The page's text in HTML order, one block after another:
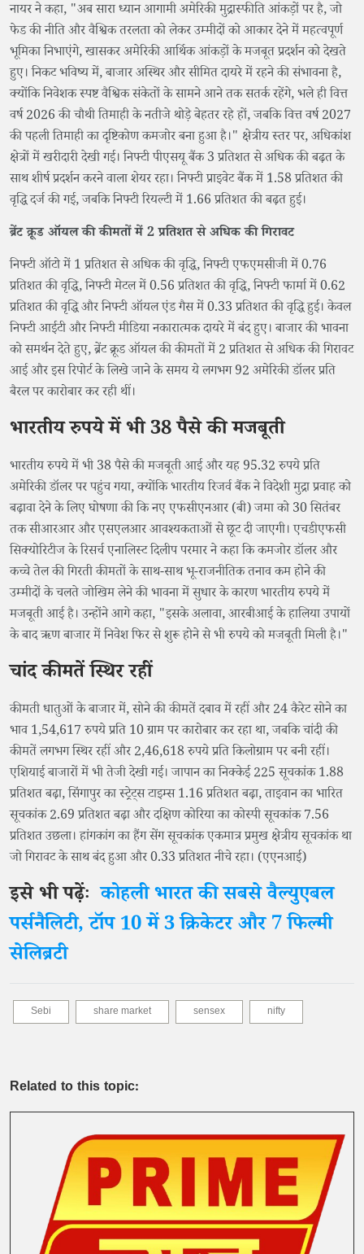
नायर ने कहा, "अब सारा ध्यान आगामी अमेरिकी मुद्रास्फीति आंकड़ों पर है, जो
फेड की नीति और वैश्विक तरलता को लेकर उम्मीदों को आकार देने में महत्वपूर्ण
भूमिका निभाएंगे, खासकर अमेरिकी आर्थिक आंकड़ों के मजबूत प्रदर्शन को देखते
हुए। निकट भविष्य में, बाजार अस्थिर और सीमित दायरे में रहने की संभावना है,
क्योंकि निवेशक स्पष्ट वैश्विक संकेतों के सामने आने तक सतर्क रहेंगे, भले ही वित्त
वर्ष 2026 की चौथी तिमाही के नतीजे थोड़े बेहतर रहे हों, जबकि वित्त वर्ष 2027
की पहली तिमाही का दृष्टिकोण कमजोर बना हुआ है।" क्षेत्रीय स्तर पर, अधिकांश
क्षेत्रों में खरीदारी देखी गई। निफ्टी पीएसयू बैंक 3 प्रतिशत से अधिक की बढ़त के
साथ शीर्ष प्रदर्शन करने वाला शेयर रहा। निफ्टी प्राइवेट बैंक में 1.58 प्रतिशत की
वृद्धि दर्ज की गई, जबकि निफ्टी रियल्टी में 1.66 प्रतिशत की बढ़त हुई।
ब्रेंट क्रूड ऑयल की कीमतों में 2 प्रतिशत से अधिक की गिरावट
निफ्टी ऑटो में 1 प्रतिशत से अधिक की वृद्धि, निफ्टी एफएमसीजी में 0.76
प्रतिशत की वृद्धि, निफ्टी मेटल में 0.56 प्रतिशत की वृद्धि, निफ्टी फार्मा में 0.62
प्रतिशत की वृद्धि और निफ्टी ऑयल एंड गैस में 0.33 प्रतिशत की वृद्धि हुई। केवल
निफ्टी आईटी और निफ्टी मीडिया नकारात्मक दायरे में बंद हुए। बाजार की भावना
को समर्थन देते हुए, ब्रेंट क्रूड ऑयल की कीमतों में 2 प्रतिशत से अधिक की गिरावट
आई और इस रिपोर्ट के लिखे जाने के समय ये लगभग 92 अमेरिकी डॉलर प्रति
बैरल पर कारोबार कर रही थीं।
भारतीय रुपये में भी 38 पैसे की मजबूती
भारतीय रुपये में भी 38 पैसे की मजबूती आई और यह 95.32 रुपये प्रति
अमेरिकी डॉलर पर पहुंच गया, क्योंकि भारतीय रिजर्व बैंक ने विदेशी मुद्रा प्रवाह को
बढ़ावा देने के लिए घोषणा की कि नए एफसीएनआर (बी) जमा को 30 सितंबर
तक सीआरआर और एसएलआर आवश्यकताओं से छूट दी जाएगी। एचडीएफसी
सिक्योरिटीज के रिसर्च एनालिस्ट दिलीप परमार ने कहा कि कमजोर डॉलर और
कच्चे तेल की गिरती कीमतों के साथ-साथ भू-राजनीतिक तनाव कम होने की
उम्मीदों के चलते जोखिम लेने की भावना में सुधार के कारण भारतीय रुपये में
मजबूती आई है। उन्होंने आगे कहा, "इसके अलावा, आरबीआई के हालिया उपायों
के बाद ऋण बाजार में निवेश फिर से शुरू होने से भी रुपये को मजबूती मिली है।"
चांद कीमतें स्थिर रहीं
कीमती धातुओं के बाजार में, सोने की कीमतें दबाव में रहीं और 24 कैरेट सोने का
भाव 1,54,617 रुपये प्रति 10 ग्राम पर कारोबार कर रहा था, जबकि चांदी की
कीमतें लगभग स्थिर रहीं और 2,46,618 रुपये प्रति किलोग्राम पर बनी रहीं।
एशियाई बाजारों में भी तेजी देखी गई। जापान का निक्केई 225 सूचकांक 1.88
प्रतिशत बढ़ा, सिंगापुर का स्ट्रेट्स टाइम्स 1.16 प्रतिशत बढ़ा, ताइवान का भारित
सूचकांक 2.69 प्रतिशत बढ़ा और दक्षिण कोरिया का कोस्पी सूचकांक 7.56
प्रतिशत उछला। हांगकांग का हैंग सेंग सूचकांक एकमात्र प्रमुख क्षेत्रीय सूचकांक था
जो गिरावट के साथ बंद हुआ और 0.33 प्रतिशत नीचे रहा। (एएनआई)
इसे भी पढ़ेंःकोहली भारत की सबसे वैल्युएबल
पर्सनैलिटी, टॉप 10 में 3 क्रिकेटर और 7 फिल्मी
सेलिब्रटी
Sebi share market sensex nifty
Related to this topic: